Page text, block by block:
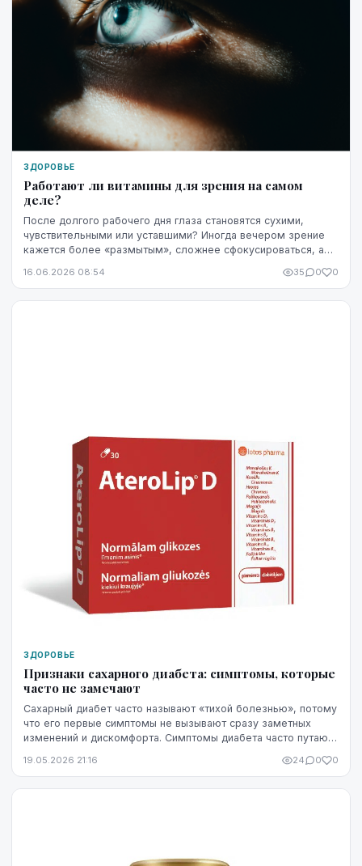
ЗДОРОВЬЕ
Работают ли витамины для зрения на самом
деле?
После долгого рабочего дня глаза становятся сухими,
чувствительными или уставшими? Иногда вечером зрение
кажется более «размытым», сложнее сфокусироваться, а
16.06.2026 08:54 35 0 0
ЗДОРОВЬЕ
Признаки сахарного диабета: симптомы, которые
часто не замечают
Сахарный диабет часто называют «тихой болезнью», потому
что его первые симптомы не вызывают сразу заметных
изменений и дискомфорта. Симптомы диабета часто путают
19.05.2026 21:16 24 0 0